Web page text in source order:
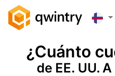
¿Cuánto
de EE. UU.